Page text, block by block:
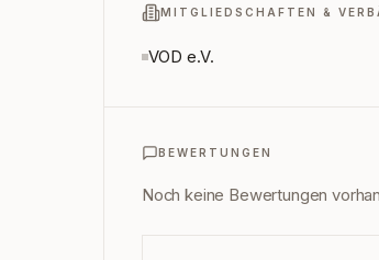
MITGLIEDSCHAFTEN &
VOD e.V.
BEWERTUNGEN
Noch keine Bewertungen